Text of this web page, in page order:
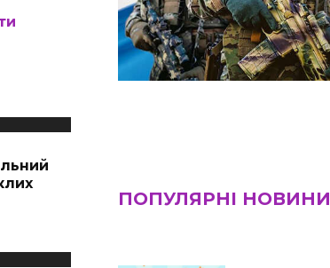
ПОПУЛЯРНІ НОВИНИ